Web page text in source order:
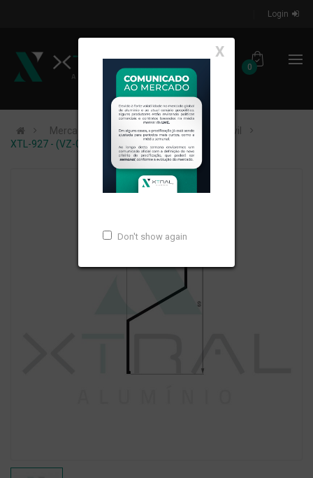
Login
0
X
Don't show again
Mercados de Atuação
Construção Civil
XTL-927 - (VZ-060 LISA) - PESO LINEAR: 0,33kg/m